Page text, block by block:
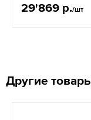
29'869 р./шт
Другие